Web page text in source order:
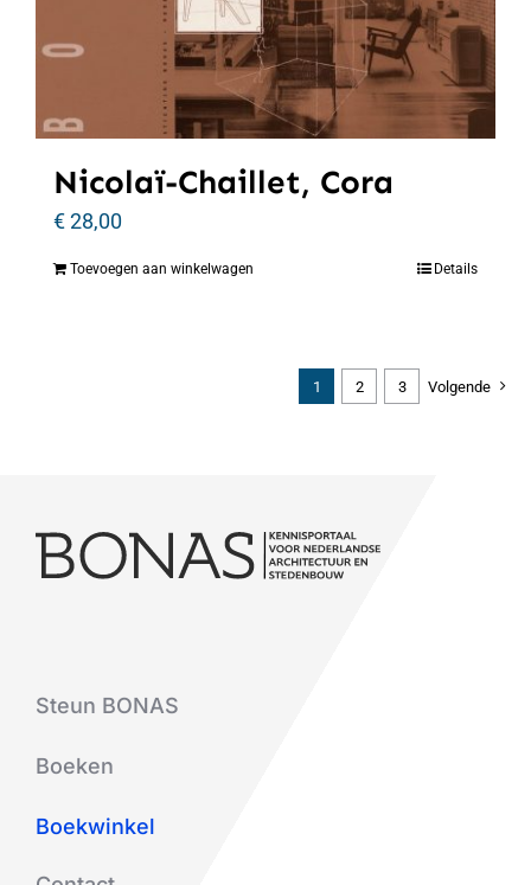
Nicolaï-Chaillet, Cora
€28,00
Toevoegen aan winkelwagen Details
1 2 3 Volgende
Steun BONAS
Boeken
Boekwinkel